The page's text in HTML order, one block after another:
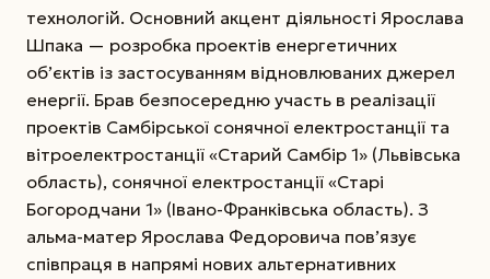
технологій. Основний акцент діяльності Ярослава
Шпака — розробка проектів енергетичних
об’єктів із застосуванням відновлюваних джерел
енергії. Брав безпосередню участь в реалізації
проектів Самбірської сонячної електростанції та
вітроелектростанції «Старий Самбір 1» (Львівська
область), сонячної електростанції «Старі
Богородчани 1» (Івано-Франківська область). З
альма-матер Ярослава Федоровича по­в’язує
співпраця в напрямі нових альтернативних